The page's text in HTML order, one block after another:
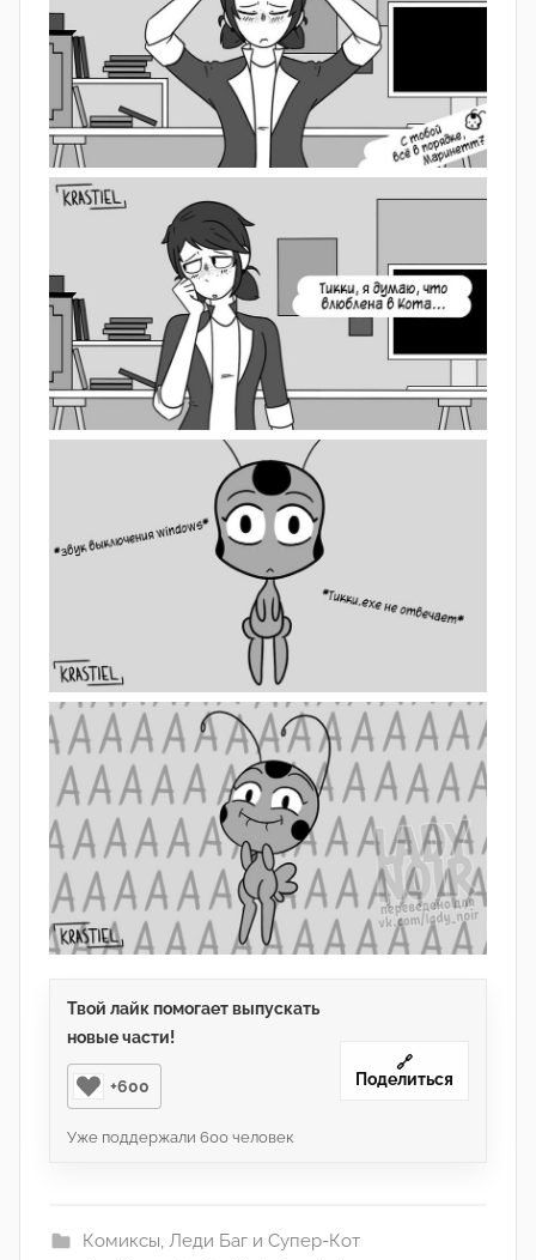
ё
м
Твой лайк помогает выпускать
новые части!
+600
Уже поддержали 600 человек
🔗
Поделиться
Комиксы, Леди Баг и Супер-Кот